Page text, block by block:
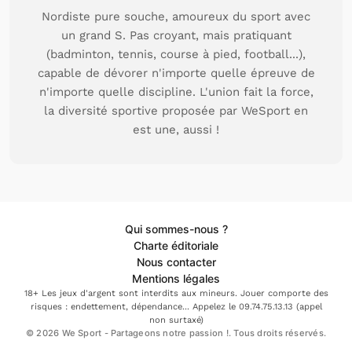
Nordiste pure souche, amoureux du sport avec
un grand S. Pas croyant, mais pratiquant
(badminton, tennis, course à pied, football...),
capable de dévorer n'importe quelle épreuve de
n'importe quelle discipline. L'union fait la force,
la diversité sportive proposée par WeSport en
est une, aussi !
Qui sommes-nous ?
Charte éditoriale
Nous contacter
Mentions légales
18+ Les jeux d'argent sont interdits aux mineurs. Jouer comporte des
risques : endettement, dépendance... Appelez le 09.74.75.13.13 (appel
non surtaxé)
© 2026 We Sport - Partageons notre passion !. Tous droits réservés.